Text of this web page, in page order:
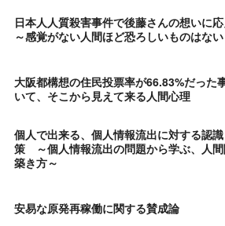
日本人人質殺害事件で後藤さんの想いに
～感覚がない人間ほど恐ろしいものはない
大阪都構想の住民投票率が66.83%だった
いて、そこから見えて来る人間心理
個人で出来る、個人情報流出に対する認
策 ～個人情報流出の問題から学ぶ、人
築き方～
安易な原発再稼働に関する賛成論